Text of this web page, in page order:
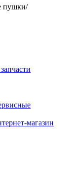
пушки/
магазин